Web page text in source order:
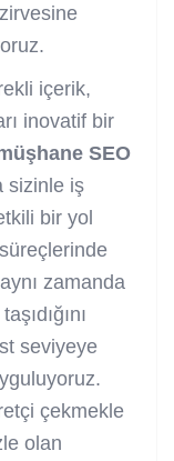
içerik,
inovatif bir
SEO
sizinle iş
bir yol
zamanda
seviyeye
çekmekle
olan